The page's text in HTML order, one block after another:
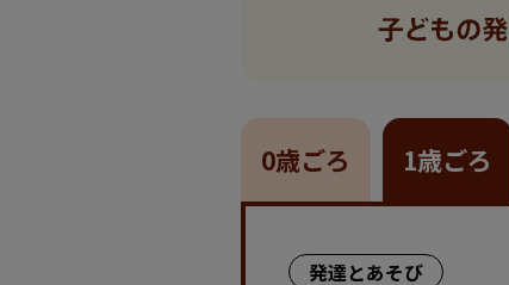
0歳ごろ 1歳ごろ
発達とあそび